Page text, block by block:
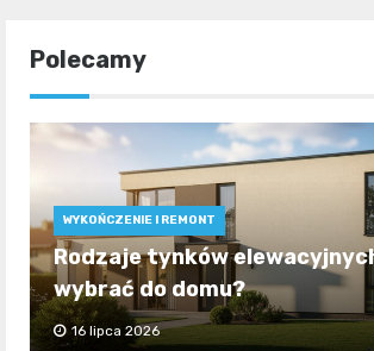
Polecamy
WYKOŃCZENIE I REMONT
Rodzaje tynków
wybrać do domu?
16 lipca 2026